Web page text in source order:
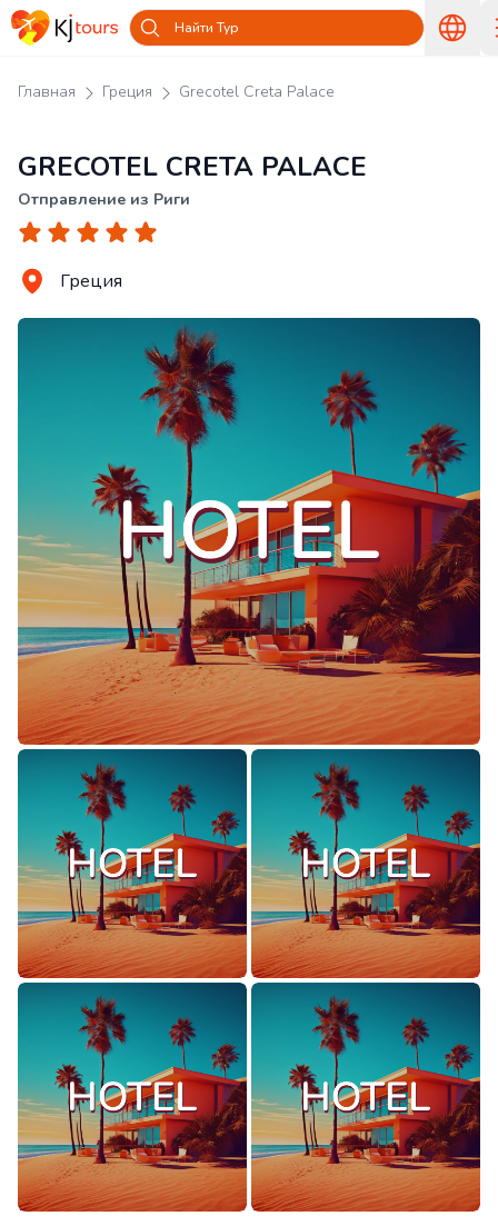
Найти Тур
Главная Греция Grecotel Creta Palace
GRECOTEL CRETA PALACE
Отправление из Риги
Греция